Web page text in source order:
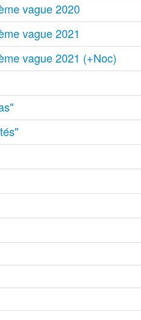
vague 2020
vague 2021
vague 2021 (+Noc)